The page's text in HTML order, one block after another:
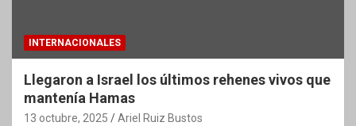
INTERNACIONALES
Llegaron a Israel los últimos rehenes vivos que
mantenía Hamas
13 octubre, 2025 Ariel Ruiz Bustos